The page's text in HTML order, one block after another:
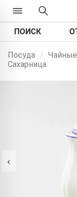
ПОИСК
Посуда /
Сахарница
‹